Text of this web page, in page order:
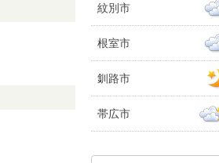
紋別市
根室市
釧路市
帯広市